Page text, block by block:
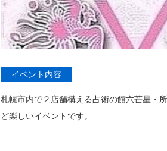
イベント内容
札幌市内で２店舗構える占術の館六芒星・
ど楽しいイベントです。